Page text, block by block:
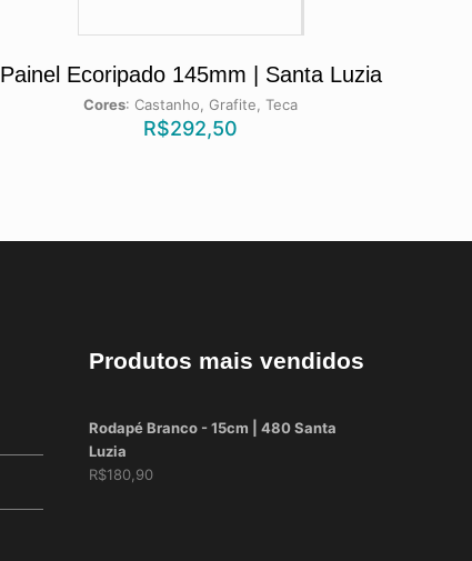
Painel Ecoripado 145mm | Santa Luzia
Cores:Castanho, Grafite, Teca
R$292,50
Produtos mais vendidos
Rodapé Branco - 15cm | 480 Santa
Luzia
R$180,90